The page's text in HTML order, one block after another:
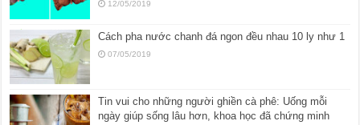
12/05/2019
Cách pha nước chanh đá ngon đều nhau 10 ly như 1
07/05/2019
Tin vui cho những người ghiền cà phê: Uống mỗi
ngày giúp sống lâu hơn, khoa học đã chứng minh